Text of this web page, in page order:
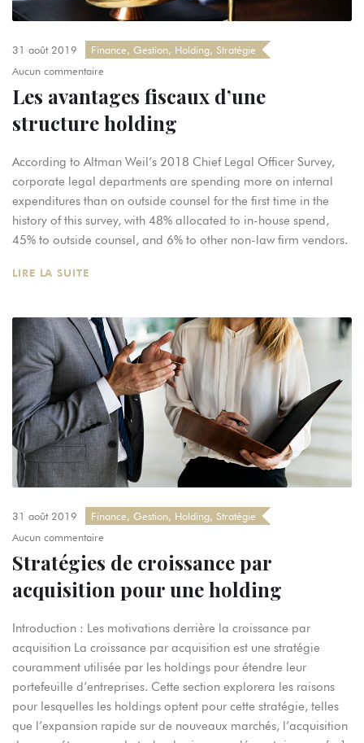
31 août 2019 Finance, Gestion, Holding, Stratégie
Aucun commentaire
Les avantages fiscaux d’une
structure holding
According to Altman Weil’s 2018 Chief Legal Officer Survey,
corporate legal departments are spending more on internal
expenditures than on outside counsel for the first time in the
history of this survey, with 48% allocated to in-house spend,
45% to outside counsel, and 6% to other non-law firm vendors.
LIRE LA SUITE
31 août 2019 Finance, Gestion, Holding, Stratégie
Aucun commentaire
Stratégies de croissance par
acquisition pour une holding
Introduction : Les motivations derrière la croissance par
acquisition La croissance par acquisition est une stratégie
couramment utilisée par les holdings pour étendre leur
portefeuille d’entreprises. Cette section explorera les raisons
pour lesquelles les holdings optent pour cette stratégie, telles
que l’expansion rapide sur de nouveaux marchés, l’acquisition